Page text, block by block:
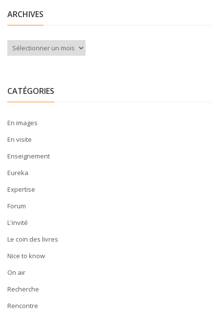
ARCHIVES
Archives
CATÉGORIES
En images
En visite
Enseignement
Eureka
Expertise
Forum
L'invité
Le coin des livres
Nice to know
On air
Recherche
Rencontre